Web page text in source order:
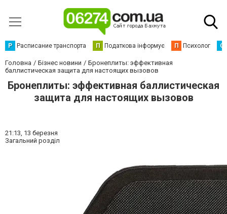
Р Расписание транспорта П Податкова інформує П Психолог С
Головна Бізнес новини
Бронеплиты: эффективная
баллистическая защита для настоящих вызовов
Бронеплиты: эффективная баллистическая
защита для настоящих вызовов
21:13, 13 березня
Загальний розділ